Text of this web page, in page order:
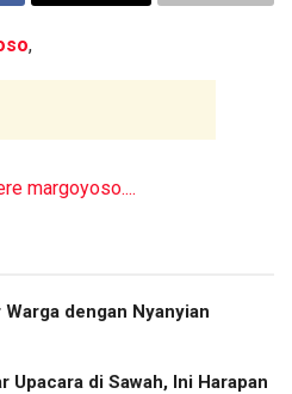
,
dengan Nyanyian
Upacara di Sawah, Ini Harapan